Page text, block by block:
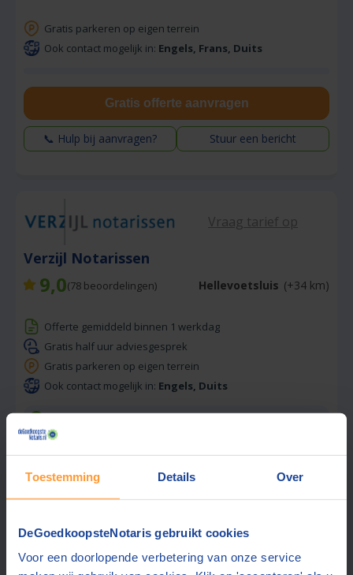
Toestemming Details Over
DeGoedkoopsteNotaris gebruikt cookies
Voor een doorlopende verbetering van onze service
Gratis parkeren op eigen terrein
Ook contact mogelijk in: Engels, Frans, Duits
Gratis offerte aanvragen
📞 Hulp bij aanvragen? Stuur een bericht
Vraag tarief op
Verzijl Notarissen
9,0(78 beoordelingen) Hellevoetsluis (+34 km)
Offerte gemiddeld binnen 1 werkdag
Gratis half uur adviesgesprek
Gratis parkeren op eigen terrein
Ook contact mogelijk in: Engels, Duits
Open buiten kantooruren
Gratis offerte aanvragen